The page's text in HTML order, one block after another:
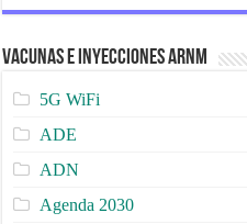
Vacunas e Inyecciones ARNm
5G WiFi
ADE
ADN
Agenda 2030